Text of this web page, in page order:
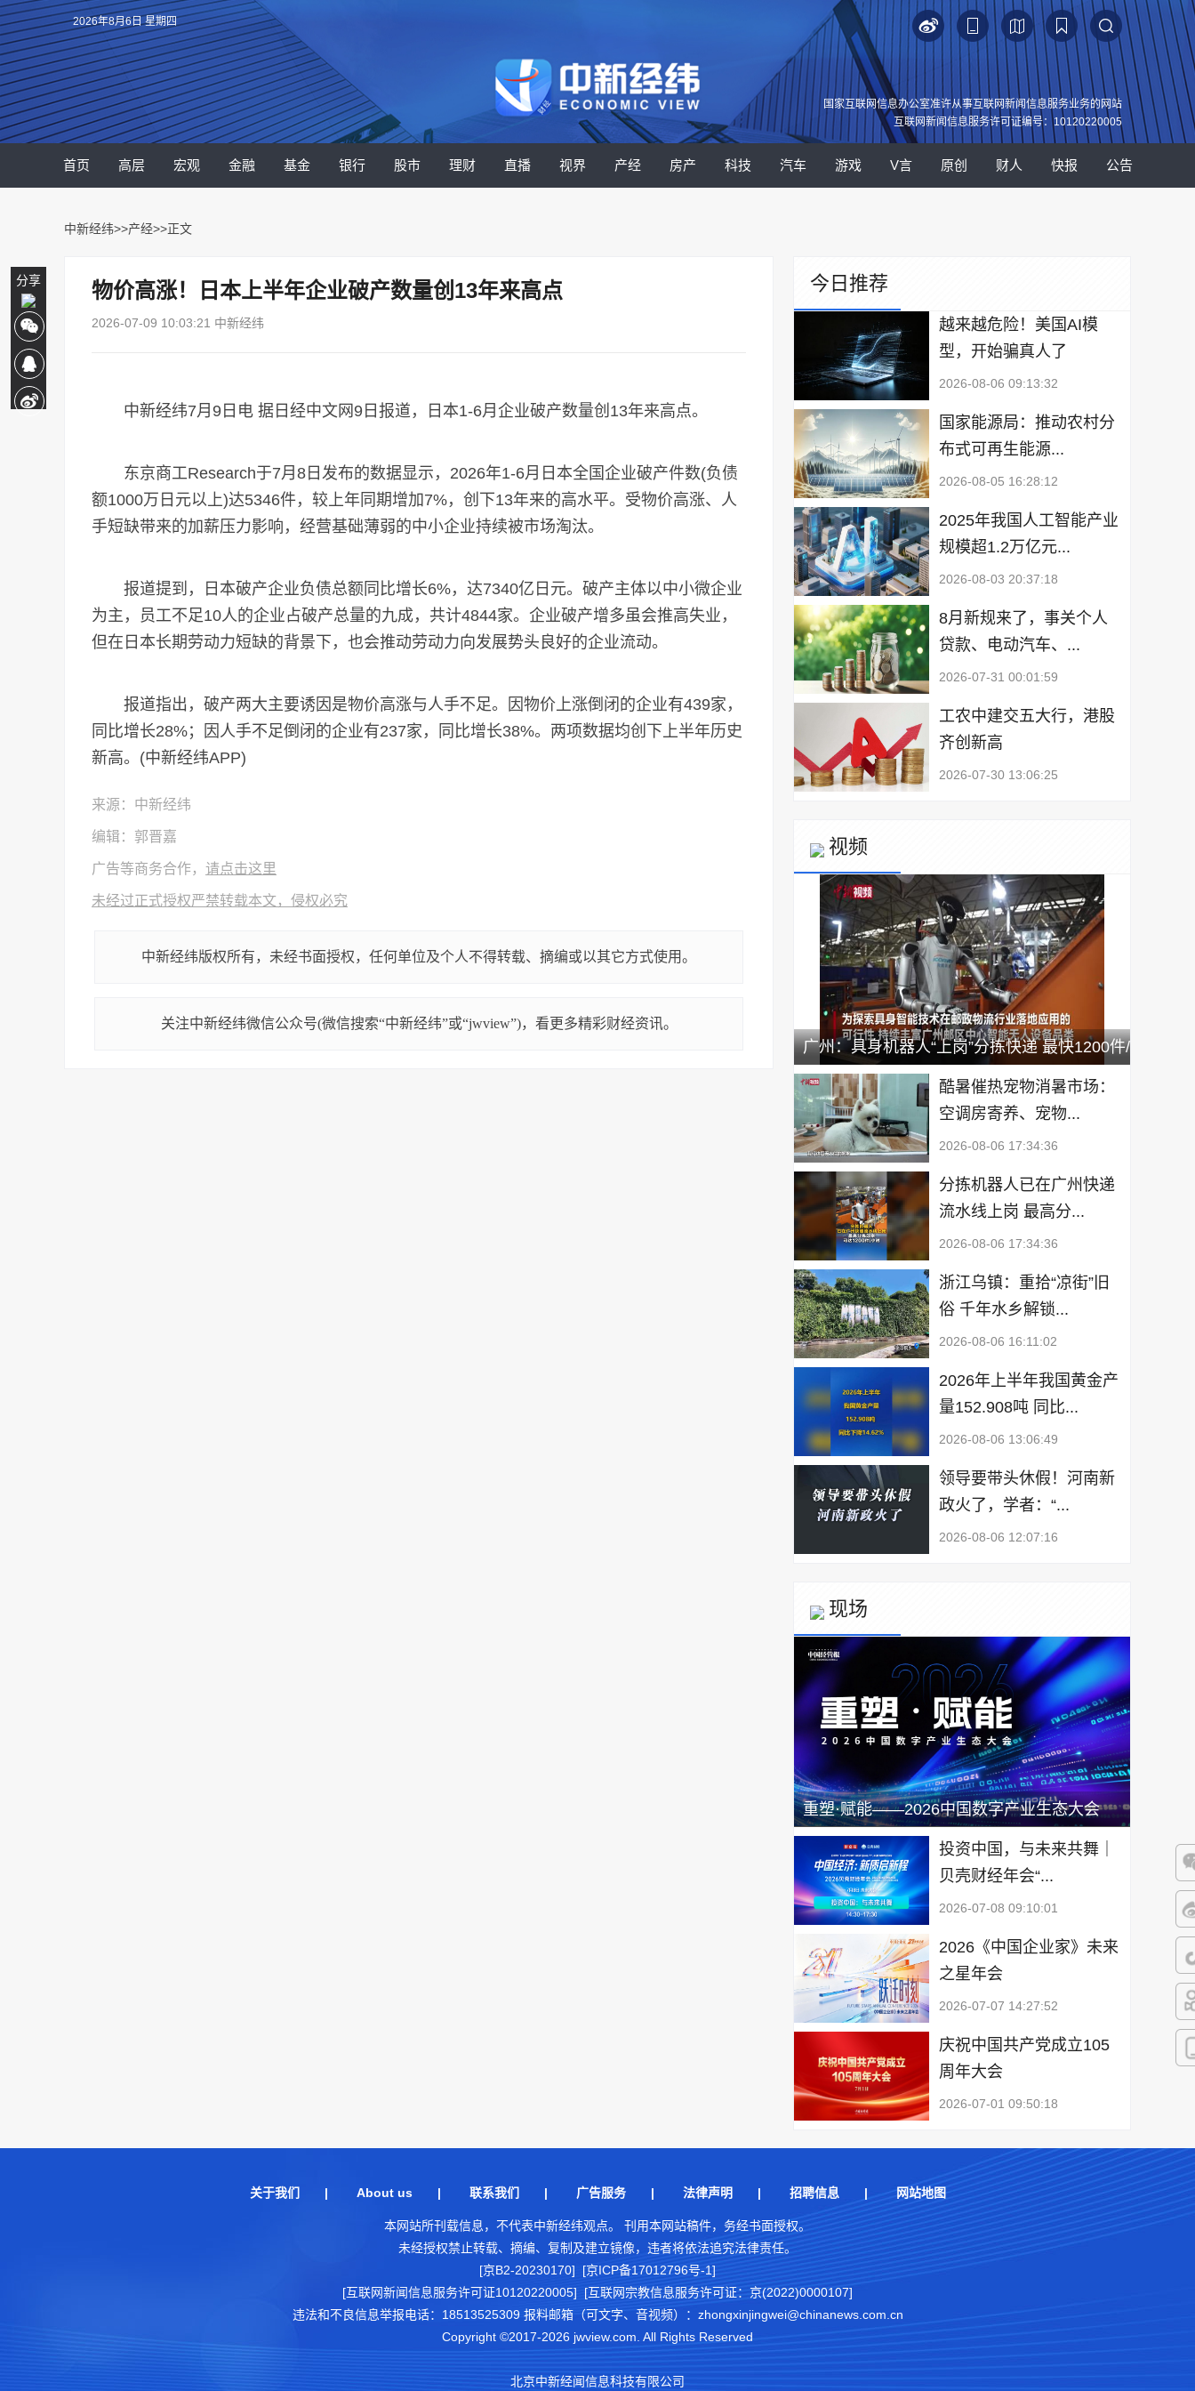
微
微
抖
快
分享
2026年8月6日 星期四
国家互联网信息办公室准许从事互联网新闻信息服务业务的网站
互联网新闻信息服务许可证编号：10120220005
首页 高层 宏观 金融 基金 银行 股市 理财 直播 视界 产经 房产 科技 汽车 游戏 V言 原创 财人 快报 公告
中新经纬>>产经>>正文
物价高涨！日本上半年企业破产数量创13年来高点
2026-07-09 10:03:21 中新经纬
中新经纬7月9日电 据日经中文网9日报道，日本1-6月企业破产数量创13年来高点。
东京商工Research于7月8日发布的数据显示，2026年1-6月日本全国企业破产件数(负债
额1000万日元以上)达5346件，较上年同期增加7%，创下13年来的高水平。受物价高涨、人
手短缺带来的加薪压力影响，经营基础薄弱的中小企业持续被市场淘汰。
报道提到，日本破产企业负债总额同比增长6%，达7340亿日元。破产主体以中小微企业
为主，员工不足10人的企业占破产总量的九成，共计4844家。企业破产增多虽会推高失业，
但在日本长期劳动力短缺的背景下，也会推动劳动力向发展势头良好的企业流动。
报道指出，破产两大主要诱因是物价高涨与人手不足。因物价上涨倒闭的企业有439家，
同比增长28%；因人手不足倒闭的企业有237家，同比增长38%。两项数据均创下上半年历史
新高。(中新经纬APP)
来源：中新经纬
编辑：郭晋嘉
广告等商务合作， 请点击这里
未经过正式授权严禁转载本文，侵权必究
中新经纬版权所有，未经书面授权，任何单位及个人不得转载、摘编或以其它方式使用。
关注中新经纬微信公众号(微信搜索“中新经纬”或“jwview”)，看更多精彩财经资讯。
今日推荐
越来越危险！美国AI模
型，开始骗真人了
2026-08-06 09:13:32
国家能源局：推动农村分
布式可再生能源...
2026-08-05 16:28:12
2025年我国人工智能产业
规模超1.2万亿元...
2026-08-03 20:37:18
8月新规来了，事关个人
贷款、电动汽车、...
2026-07-31 00:01:59
工农中建交五大行，港股
齐创新高
2026-07-30 13:06:25
视频
广州：具身机器人“上岗”分拣快递 最快1200件/
小时
酷暑催热宠物消暑市场：
空调房寄养、宠物...
2026-08-06 17:34:36
分拣机器人已在广州快递
流水线上岗 最高分...
2026-08-06 17:34:36
浙江乌镇：重拾“凉街”旧
俗 千年水乡解锁...
2026-08-06 16:11:02
2026年上半年我国黄金产
量152.908吨 同比...
2026-08-06 13:06:49
领导要带头休假！河南新
政火了，学者：“...
2026-08-06 12:07:16
现场
重塑·赋能——2026中国数字产业生态大会
投资中国，与未来共舞｜
贝壳财经年会“...
2026-07-08 09:10:01
2026《中国企业家》未来
之星年会
2026-07-07 14:27:52
庆祝中国共产党成立105
周年大会
2026-07-01 09:50:18
关于我们 | About us| 联系我们 | 广告服务| 法律声明 | 招聘信息 | 网站地图
本网站所刊载信息，不代表中新经纬观点。 刊用本网站稿件，务经书面授权。
未经授权禁止转载、摘编、复制及建立镜像，违者将依法追究法律责任。
[京B2-20230170] [京ICP备17012796号-1]
[互联网新闻信息服务许可证10120220005]
[互联网宗教信息服务许可证：京(2022)0000107]
违法和不良信息举报电话：18513525309 报料邮箱（可文字、音视频）：zhongxinjingwei@chinanews.com.cn
Copyright ©2017-2026 jwview.com. All Rights Reserved
北京中新经闻信息科技有限公司